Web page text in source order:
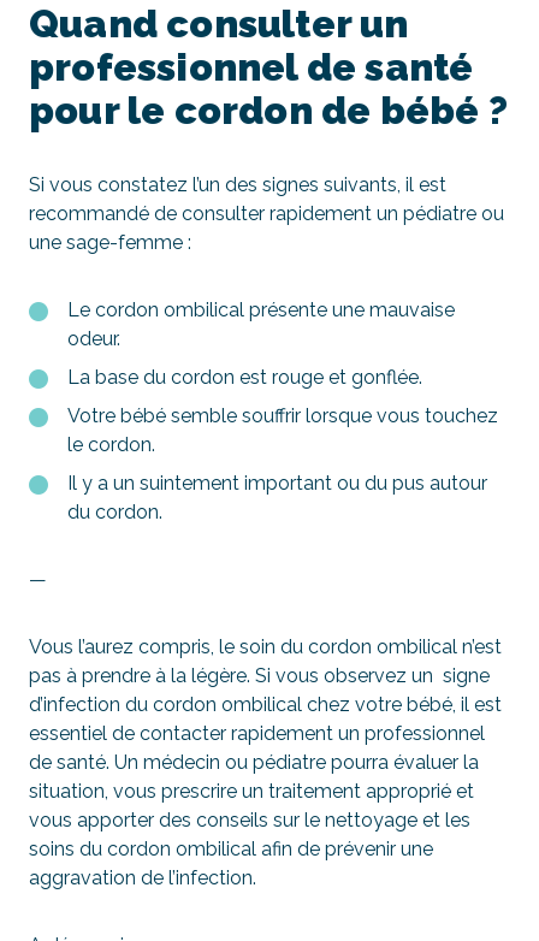
Quand consulter un
professionnel de santé
pour le cordon de bébé ?
Si vous constatez l’un des signes suivants, il est
recommandé de consulter rapidement un pédiatre ou
une sage-femme :
Le cordon ombilical présente une mauvaise
odeur.
La base du cordon est rouge et gonflée.
Votre bébé semble souffrir lorsque vous touchez
le cordon.
Il y a un suintement important ou du pus autour
du cordon.
—
Vous l’aurez compris, le soin du cordon ombilical n’est
pas à prendre à la légère. Si vous observez un signe
d’infection du cordon ombilical chez votre bébé, il est
essentiel de contacter rapidement un professionnel
de santé. Un médecin ou pédiatre pourra évaluer la
situation, vous prescrire un traitement approprié et
vous apporter des conseils sur le nettoyage et les
soins du cordon ombilical afin de prévenir une
aggravation de l’infection.